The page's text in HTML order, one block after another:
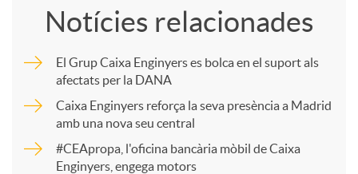
p
a
Notícies relacionades
El Grup Caixa Enginyers es bolca en el suport als
afectats per la DANA
Caixa Enginyers reforça la seva presència a Madrid
amb una nova seu central
#CEApropa, l'oficina bancària mòbil de Caixa
Enginyers, engega motors